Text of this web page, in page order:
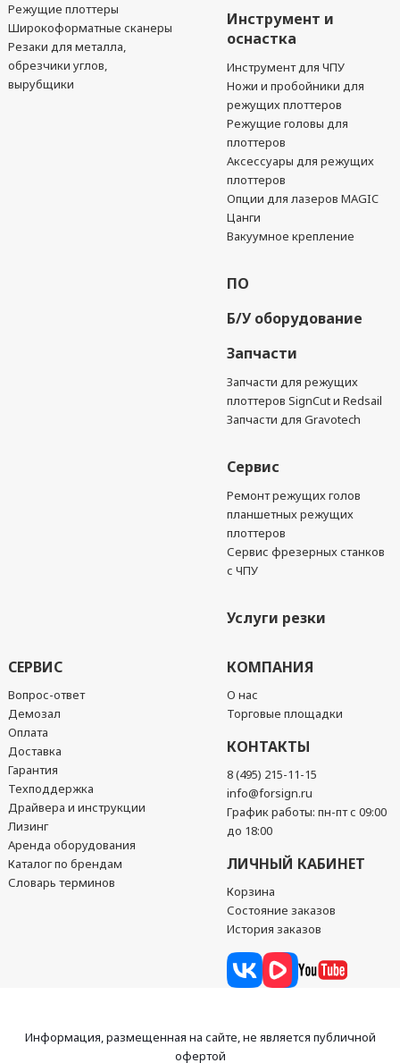
Режущие плоттеры
Широкоформатные сканеры
Резаки для металла,
обрезчики углов,
вырубщики
Инструмент и
оснастка
Инструмент для ЧПУ
Ножи и пробойники для
режущих плоттеров
Режущие головы для
плоттеров
Аксессуары для режущих
плоттеров
Опции для лазеров MAGIC
Цанги
Вакуумное крепление
ПО
Б/У оборудование
Запчасти
Запчасти для режущих
плоттеров SignCut и Redsail
Запчасти для Gravotech
Сервис
Ремонт режущих голов
планшетных режущих
плоттеров
Сервис фрезерных станков
с ЧПУ
Услуги резки
СЕРВИС
Вопрос-ответ
Демозал
Оплата
Доставка
Гарантия
Техподдержка
Драйвера и инструкции
Лизинг
Аренда оборудования
Каталог по брендам
Словарь терминов
КОМПАНИЯ
О нас
Торговые площадки
КОНТАКТЫ
8 (495) 215-11-15
info@forsign.ru
График работы: пн-пт с 09:00
до 18:00
ЛИЧНЫЙ КАБИНЕТ
Корзина
Состояние заказов
История заказов
Информация, размещенная на сайте, не является публичной
офертой